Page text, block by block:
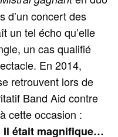
d’un concert des
un tel écho qu’elle
un cas qualifié
En 2014,
retrouvent lors de
Band Aid contre
cette occasion :
Il était magnifique…